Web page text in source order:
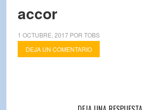
accor
1 OCTUBRE, 2017POR TOBS
DEJA UN COMENTARIO